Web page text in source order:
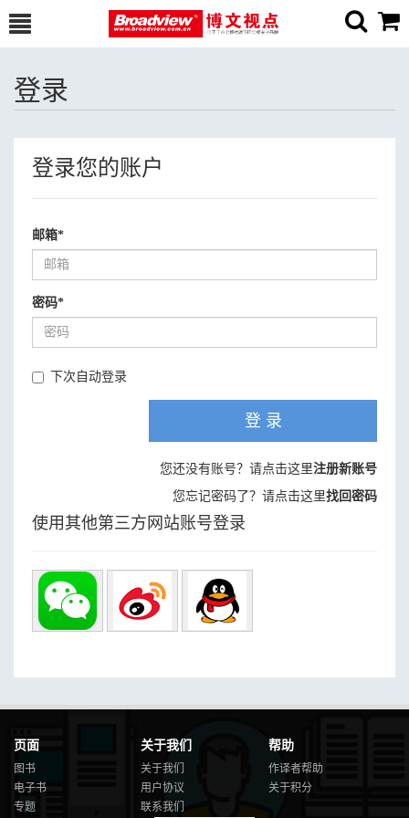
登录
登录您的账户
邮箱*
密码*
下次自动登录
登 录
您还没有账号？请点击这里注册新账号
您忘记密码了？请点击这里找回密码
使用其他第三方网站账号登录
页面
图书
电子书
专题
关于我们
关于我们
用户协议
联系我们
帮助
作译者帮助
关于积分